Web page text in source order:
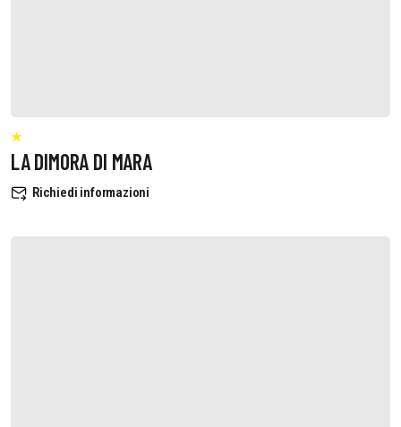
LA DIMORA DI MARA
Richiedi informazioni